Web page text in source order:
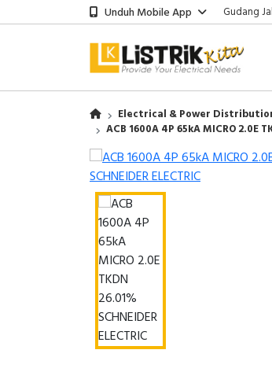
Unduh Mobile App
Gudang
Kantor
Gudang
Electrical & Power
ACB 1600A 4P 65kA MICRO 2.0E